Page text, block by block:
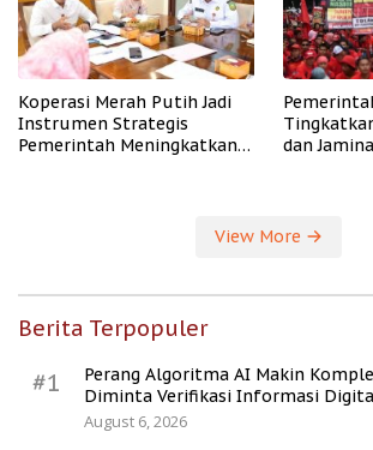
Koperasi Merah Putih Jadi
Instrumen Strategis
Pemerintah Meningkatkan
dan
View More
Berita Terpopuler
#1
Perang Algoritma AI Makin
Diminta Verifikasi Informasi
August 6, 2026